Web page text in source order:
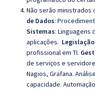
Não serão ministrados
de Dados:
Sistemas: Linguagens
aplicações.
profissional em TI.
de serviços e
Nagios, Grafana.
capacidade.